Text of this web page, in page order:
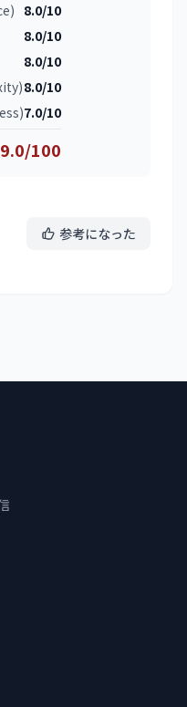
8.0/10
8.0/10
8.0/10
8.0/10
7.0/10
100
参考になった